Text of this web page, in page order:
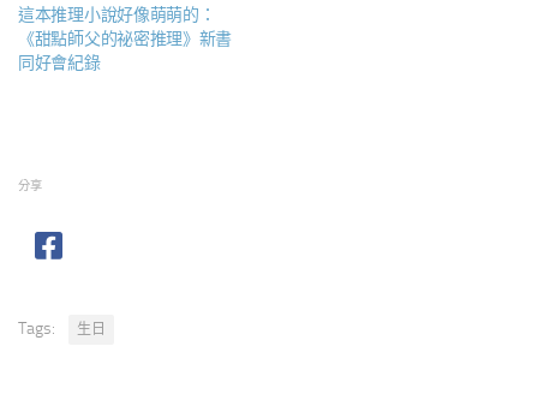
這本推理小說好像萌萌的：
《甜點師父的祕密推理》新書
同好會紀錄
分享
Tags: 生日